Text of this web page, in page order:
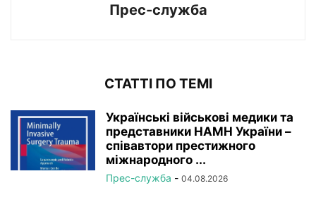
Прес-служба
СТАТТІ ПО ТЕМІ
Українські військові медики та
представники НАМН України –
співавтори престижного
міжнародного ...
Прес-служба - 04.08.2026